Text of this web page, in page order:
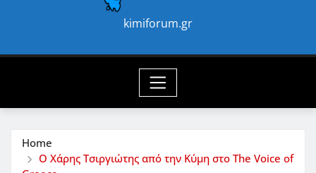
kimiforum.gr
Home
Ο Χάρης Τσιργιώτης από την Κύμη στο The Voice of